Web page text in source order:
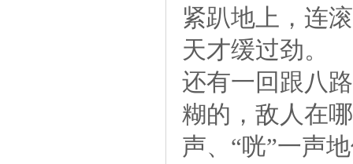
紧趴地上，连
天才缓过劲。
还有一回跟八
糊的，敌人在
声、“咣”一声